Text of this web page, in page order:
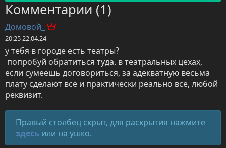
Комментарии (1)
Домовой_
20:25 22.04.24
у тебя в городе есть театры?
если сумеешь договориться, за адекватную весьма
плату сделают всё и практически реально всё, любой
реквизит.
Правый столбец скрыт, для раскрытия нажмите
здесь или на ушко.